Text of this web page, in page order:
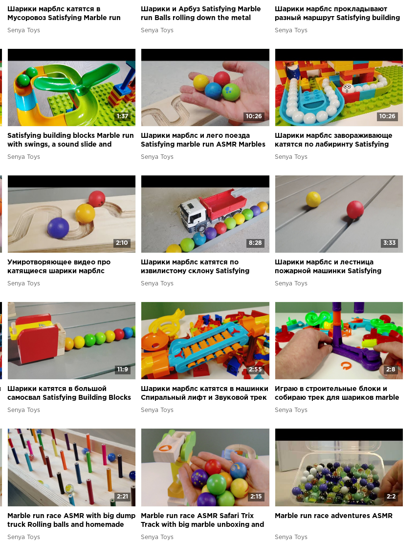
Шарики марблс катятся в
Мусоровоз Satisfying Marble run
ASMR
Senya Toys
Шарики и Арбуз Satisfying Marble
run Balls rolling down the metal
slope fascinatingly Watermelon
Senya Toys
Шарики марблс прокладывают
разный маршрут Satisfying building
blocks Marble run ASMR
Senya Toys
1:37
Satisfying building blocks Marble run
with swings, a sound slide and
funnels
Senya Toys
10:26
Шарики марблс и лего поезда
Satisfying marble run ASMR Marbles
Senya Toys
10:26
Шарики марблс завораживающе
катятся по лабиринту Satisfying
Marble Run Building Blocks
Senya Toys
2:10
Умиротворяющее видео про
катящиеся шарики марблс
Satisfying Marble Run
Senya Toys
8:28
Шарики марблс катятся по
извилистому склону Satisfying
Building Blocks Marble Run Race
Senya Toys
3:33
Шарики марблс и лестница
пожарной машинки Satisfying
Building Blocks Marble Run Race
Senya Toys
11:9
Шарики катятся в большой
самосвал Satisfying Building Blocks
Marble Run
Senya Toys
2:55
Шарики марблс катятся в машинки
Спиральный лифт и Звуковой трек
для шариков Marble run & toy car
Senya Toys
2:8
Играю в строительные блоки и
собираю трек для шариков marble
run race
Senya Toys
2:21
Marble run race ASMR with big dump
truck Rolling balls and homemade
wooden slope
Senya Toys
2:15
Marble run race ASMR Safari Trix
Track with big marble unboxing and
assembling
Senya Toys
2:2
Marble run race adventures ASMR
Senya Toys